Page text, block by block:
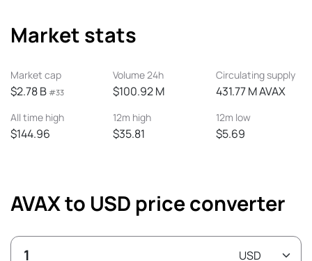
Market stats
Market cap
$2.78 B #33
Volume 24h
$100.92 M
Circulating supply
431.77 M AVAX
All time high
$144.96
12m high
$35.81
12m low
$5.69
AVAX to USD price converter